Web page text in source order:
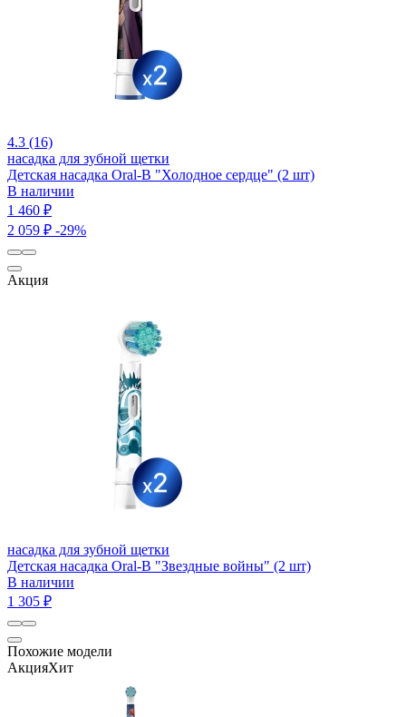
4.3 (16)
насадка для зубной щетки
Детская насадка Oral-B "Холодное сердце" (2 шт)
В наличии
1 460 ₽
2 059 ₽ -29%
Акция
насадка для зубной щетки
Детская насадка Oral-B "Звездные войны" (2 шт)
В наличии
1 305 ₽
Похожие модели
АкцияХит